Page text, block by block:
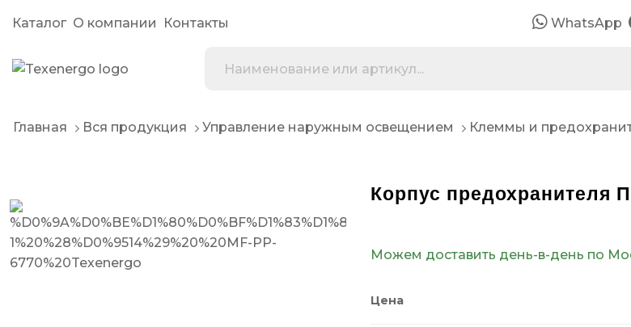
Каталог О компании Контакты WhatsApp
Главная Вся продукция Управление наружным освещением Клеммы и
Корпус предохранителя
Можем доставить день-в-день по
Цена